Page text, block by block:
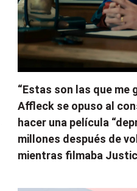
“Estas son las que me
Affleck se opuso al
hacer una película
millones después de
mientras filmaba